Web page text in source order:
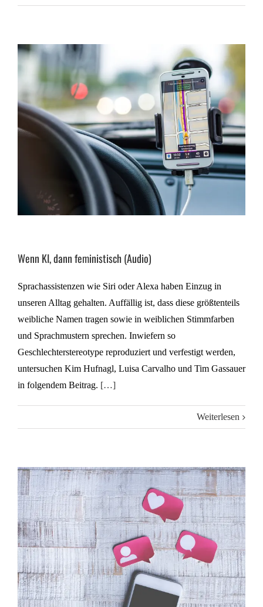
Wenn KI, dann feministisch (Audio)
Sprachassistenzen wie Siri oder Alexa haben Einzug in
unseren Alltag gehalten. Auffällig ist, dass diese größtenteils
weibliche Namen tragen sowie in weiblichen Stimmfarben
und Sprachmustern sprechen. Inwiefern so
Geschlechterstereotype reproduziert und verfestigt werden,
untersuchen Kim Hufnagl, Luisa Carvalho und Tim Gassauer
in folgendem Beitrag. […]
Weiterlesen